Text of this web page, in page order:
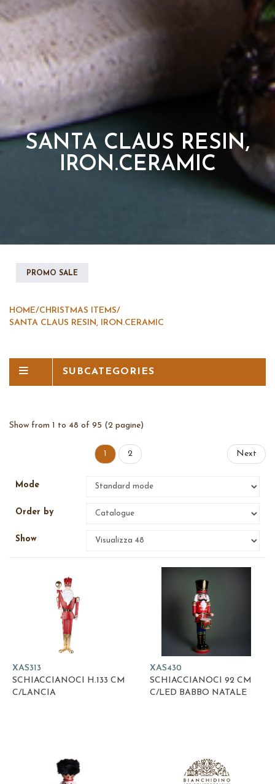
SANTA CLAUS RESIN,
IRON.CERAMIC
PROMO SALE
HOME/CHRISTMAS ITEMS/
SANTA CLAUS RESIN, IRON.CERAMIC
SUBCATEGORIES
Show from 1 to 48 of 95 (2 pagine)
1 2 Next
Mode
Order by
Show
XAS313
SCHIACCIANOCI H.133 CM
C/LANCIA
XAS430
SCHIACCIANOCI 92 CM
C/LED BABBO NATALE